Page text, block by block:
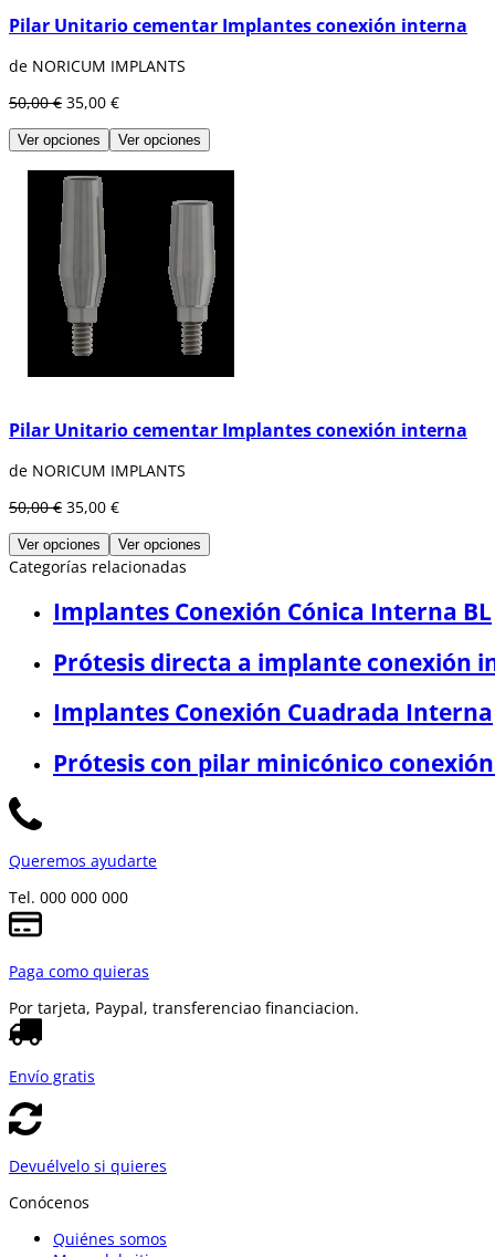
Pilar Unitario cementar Implantes conexión interna
de NORICUM IMPLANTS
50,00 € 35,00 €
Ver opciones Ver opciones
Pilar Unitario cementar Implantes conexión interna
de NORICUM IMPLANTS
50,00 € 35,00 €
Ver opciones Ver opciones
Categorías relacionadas
Implantes Conexión Cónica Interna BL
Prótesis directa a implante conexión
Implantes Conexión Cuadrada Interna
Prótesis con pilar minicónico
Queremos ayudarte
Tel. 000 000 000
Paga como quieras
Por tarjeta, Paypal, transferenciao financiacion.
Envío gratis
Devuélvelo si quieres
Conócenos
Quiénes somos